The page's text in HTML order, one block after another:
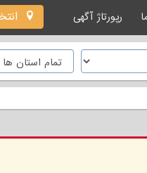
رپورتاژ آگهی